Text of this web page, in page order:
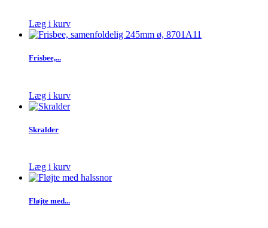
Læg i kurv
Frisbee,...
Læg i kurv
Skralder
Læg i kurv
Fløjte med...